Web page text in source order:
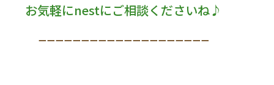
お気軽にnestにご相談くださいね♪
ーーーーーーーーーーーーーーーーーーーー